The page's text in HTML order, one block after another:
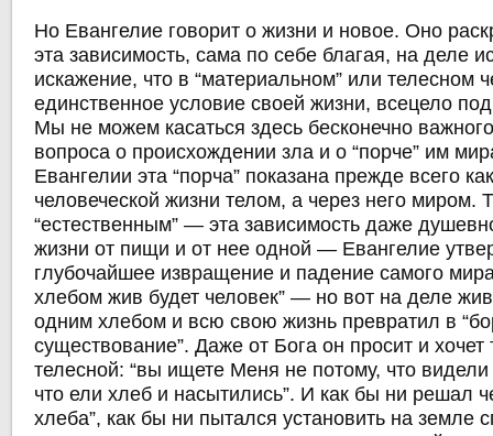
Но Евангелие говорит о жизни и новое. Оно
эта зависимость, сама по себе благая, на деле
искажение, что в “материальном” или телесном
единственное условие своей жизни, всецело
Мы не можем касаться здесь бесконечно
вопроса о происхождении зла и о “порче” им
Евангелии эта “порча” показана прежде всего
человеческой жизни телом, а через него миром.
“естественным” — эта зависимость даже
жизни от пищи и от нее одной — Евангелие
глубочайшее извращение и падение самого
хлебом жив будет человек” — но вот на деле
одним хлебом и всю свою жизнь превратил в
существование”. Даже от Бога он просит и
телесной: “вы ищете Меня не потому, что
что ели хлеб и насытились”. И как бы ни решал
хлеба”, как бы ни пытался установить на земле